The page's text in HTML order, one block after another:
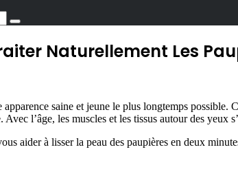
Search
Naturellement Les
saine et jeune le plus longtemps
l’âge, les muscles et les tissus autour des
aider à lisser la peau des paupières en deux